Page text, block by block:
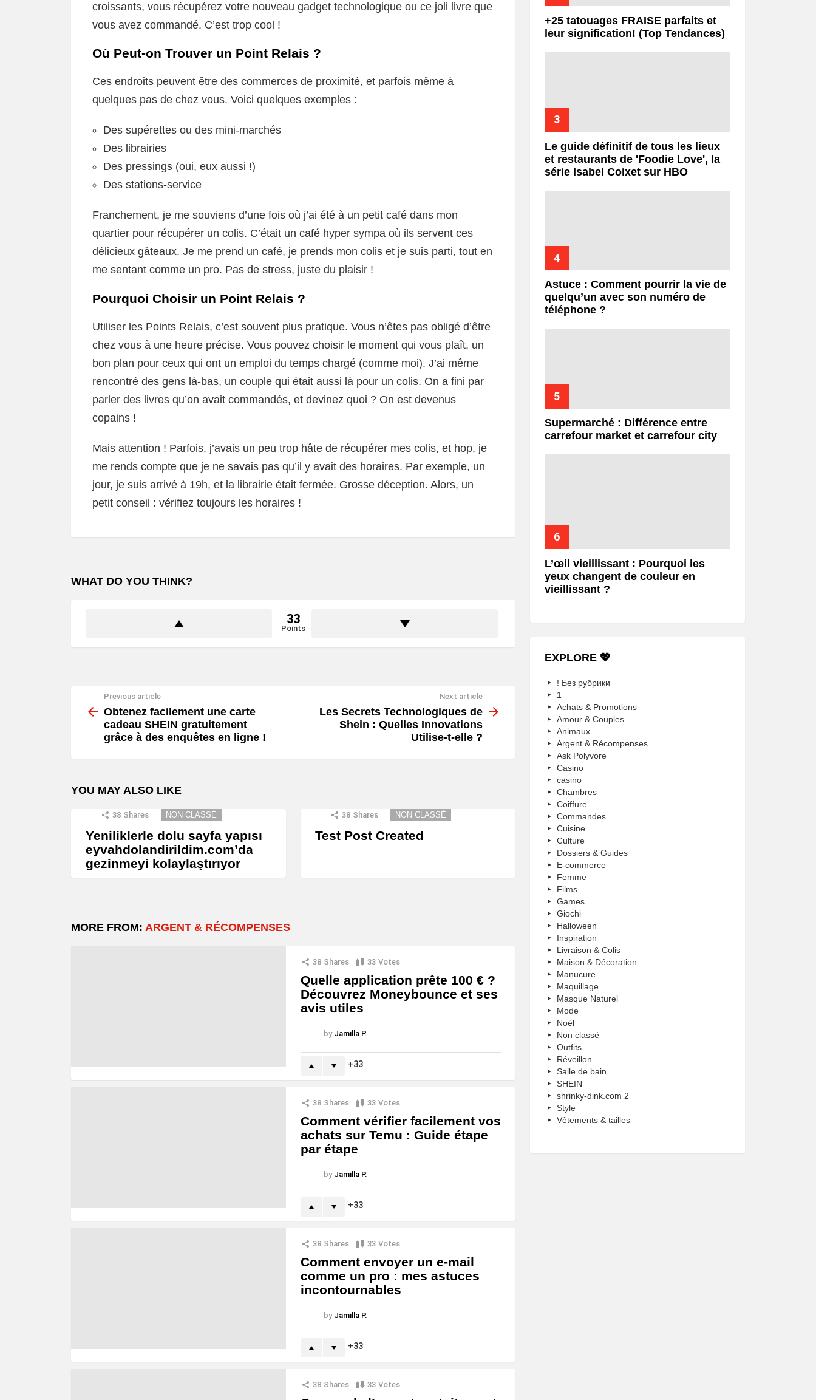
croissants, vous récupérez votre nouveau gadget technologique ou ce joli livre que
vous avez commandé. C’est trop cool !
Où Peut-on Trouver un Point Relais ?
Ces endroits peuvent être des commerces de proximité, et parfois même à
quelques pas de chez vous. Voici quelques exemples :
Des supérettes ou des mini-marchés
Des librairies
Des pressings (oui, eux aussi !)
Des stations-service
Franchement, je me souviens d’une fois où j’ai été à un petit café dans mon
quartier pour récupérer un colis. C’était un café hyper sympa où ils servent ces
délicieux gâteaux. Je me prend un café, je prends mon colis et je suis parti, tout en
me sentant comme un pro. Pas de stress, juste du plaisir !
Pourquoi Choisir un Point Relais ?
Utiliser les Points Relais, c’est souvent plus pratique. Vous n’êtes pas obligé d’être
chez vous à une heure précise. Vous pouvez choisir le moment qui vous plaît, un
bon plan pour ceux qui ont un emploi du temps chargé (comme moi). J’ai même
rencontré des gens là-bas, un couple qui était aussi là pour un colis. On a fini par
parler des livres qu’on avait commandés, et devinez quoi ? On est devenus
copains !
Mais attention ! Parfois, j’avais un peu trop hâte de récupérer mes colis, et hop, je
me rends compte que je ne savais pas qu’il y avait des horaires. Par exemple, un
jour, je suis arrivé à 19h, et la librairie était fermée. Grosse déception. Alors, un
petit conseil : vérifiez toujours les horaires !
WHAT DO YOU THINK?
33
Points
more
Previous article
Obtenez facilement une carte
cadeau SHEIN gratuitement
grâce à des enquêtes en ligne !
Next article
Les Secrets Technologiques de
Shein : Quelles Innovations
Utilise-t-elle ?
YOU MAY ALSO LIKE
38 Shares NON CLASSÉ
Yeniliklerle dolu sayfa yapısı
eyvahdolandirildim.com’da
gezinmeyi kolaylaştırıyor
38 Shares NON CLASSÉ
Test Post Created
MORE FROM: ARGENT & RÉCOMPENSES
38 Shares 33 Votes
Quelle application prête 100 € ?
Découvrez Moneybounce et ses
avis utiles
by Jamilla P.
33
38 Shares 33 Votes
Comment vérifier facilement vos
achats sur Temu : Guide étape
par étape
by Jamilla P.
33
38 Shares 33 Votes
Comment envoyer un e-mail
comme un pro : mes astuces
incontournables
by Jamilla P.
33
38 Shares 33 Votes
+25 tatouages ​​FRAISE parfaits et
leur signification! (Top Tendances)
Le guide définitif de tous les lieux
et restaurants de 'Foodie Love', la
série Isabel Coixet sur HBO
Astuce : Comment pourrir la vie de
quelqu’un avec son numéro de
téléphone ?
Supermarché : Différence entre
carrefour market et carrefour city
L’œil vieillissant : Pourquoi les
yeux changent de couleur en
vieillissant ?
EXPLORE 💖
! Без рубрики
1
Achats & Promotions
Amour & Couples
Animaux
Argent & Récompenses
Ask Polyvore
Casino
casino
Chambres
Coiffure
Commandes
Cuisine
Culture
Dossiers & Guides
E-commerce
Femme
Films
Games
Giochi
Halloween
Inspiration
Livraison & Colis
Maison & Décoration
Manucure
Maquillage
Masque Naturel
Mode
Noël
Non classé
Outfits
Réveillon
Salle de bain
SHEIN
shrinky-dink.com 2
Style
Vêtements & tailles